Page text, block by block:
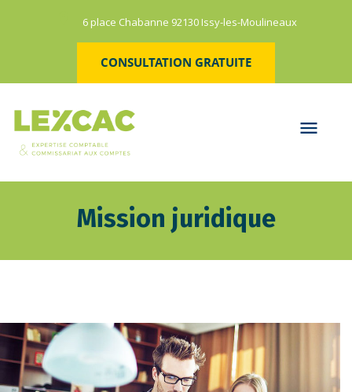
6 place Chabanne 92130 Issy-les-Moulineaux
CONSULTATION GRATUITE
Mission juridique